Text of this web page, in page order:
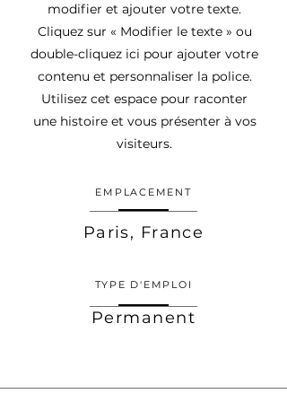
modifier et ajouter votre texte.
Cliquez sur « Modifier le texte » ou
double-cliquez ici pour ajouter votre
contenu et personnaliser la police.
Utilisez cet espace pour raconter
une histoire et vous présenter à vos
visiteurs.
EMPLACEMENT
Paris, France
TYPE D'EMPLOI
Permanent